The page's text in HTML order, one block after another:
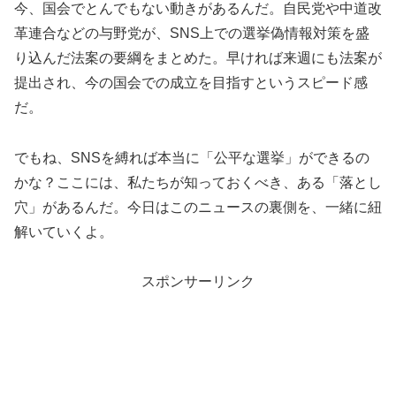
今、国会でとんでもない動きがあるんだ。自民党や中道改
革連合などの与野党が、SNS上での選挙偽情報対策を盛
り込んだ法案の要綱をまとめた。早ければ来週にも法案が
提出され、今の国会での成立を目指すというスピード感
だ。
でもね、SNSを縛れば本当に「公平な選挙」ができるの
かな？ここには、私たちが知っておくべき、ある「落とし
穴」があるんだ。今日はこのニュースの裏側を、一緒に紐
解いていくよ。
スポンサーリンク